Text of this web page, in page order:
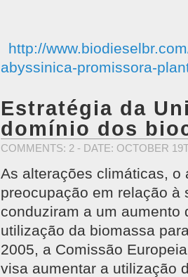
http://
abyssinica-promissora-
Estratégia da
domínio dos
COMMENTS: 2 - DATE: OCTOBER
As alterações climáticas, o
preocupação em relação à
conduziram a um aumento
utilização da biomassa
2005, a Comissão
visa aumentar a utilização